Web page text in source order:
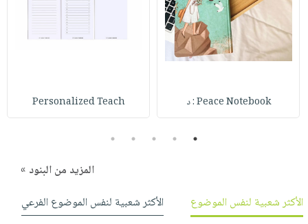
صابون
أطفال
مناسبات
فيديوهات
أسئلة
يتكرر
معنا
عربة
التسوق
Peace Notebook : د Personalized Teach
1
2
3
4
5
المزيد من البنود »
الأكثر شعبية لنفس الموضوع
الأكثر شعبية لنفس الموضوع الفرعي